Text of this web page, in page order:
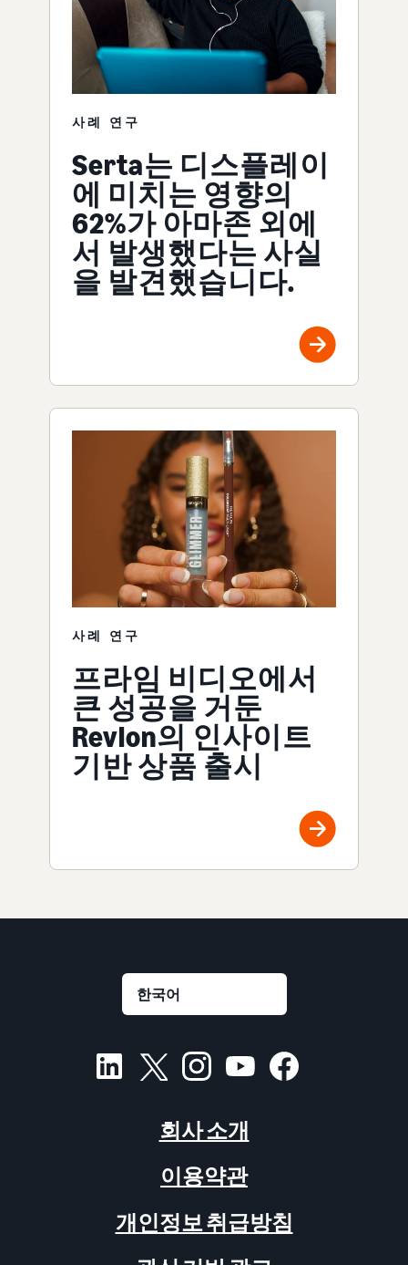
사례 연구
Serta는 디스플레이
에 미치는 영향의
62%가 아마존 외에
서 발생했다는 사실
을 발견했습니다.
사례 연구
프라임 비디오에서
큰 성공을 거둔
Revlon의 인사이트
기반 상품 출시
회사 소개
이용약관
개인정보 취급방침